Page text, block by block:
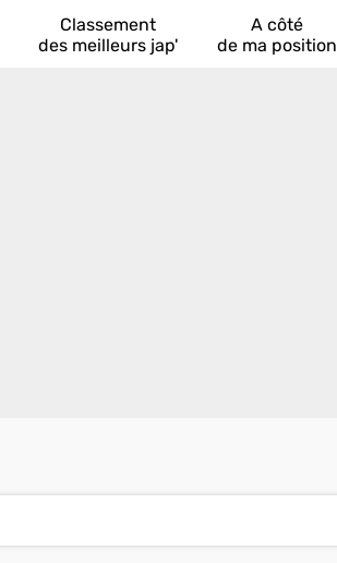
Classement
des meilleurs jap'
A côté
de ma position